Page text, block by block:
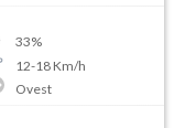
33%
12-18Km/h
Ovest